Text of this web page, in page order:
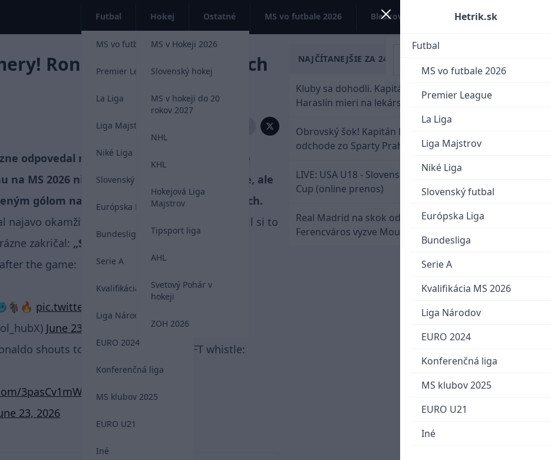
Futbal
MS vo futbale 2026
Premier League
La Liga
Liga Majstrov
Niké Liga
Slovenský futbal
Európska Liga
Bundesliga
Serie A
Kvalifikácia MS 2026
Liga Národov
EURO 2024
Konferenčná liga
MS klubov 2025
EURO U21
Iné
Hokej
MS v Hokeji 2026
Slovenský hokej
MS v hokeji do 20
rokov 2027
NHL
KHL
Hokejová Liga
Majstrov
Tipsport liga
AHL
Svetový Pohár v
hokeji
ZOH 2026
Ostatné MS vo futbale 2026 Bleskovky Kontakt
Hetrik.sk
Futbal
MS vo futbale 2026
Premier League
La Liga
Liga Majstrov
Niké Liga
Slovenský futbal
Európska Liga
Bundesliga
Serie A
Kvalifikácia MS 2026
Liga Národov
EURO 2024
Konferenčná liga
MS klubov 2025
EURO U21
Iné
Ronaldo po dvoch góloch
Zdieľať:
odpovedal na kritiku po nevýraznom úvode
na MS 2026 nielenže potiahol svoj tím k výhre, ale
gólom na šiestich svetových šampionátoch.
najavo okamžite po záverečnom hvizde. Namieril si to
zakričal: „Som späť, som späť!“
the game:
pic.twitter.com/XD2Vqc7FZ8
June 23, 2026
shouts to the camera after the FT whistle:
3pasCv1mWG
23, 2026
NAJČÍTANEJŠIE ZA 24 HODÍN
Kluby sa dohodli. Kapitán Sparty Praha Lukáš
Haraslín mieri na lekársku prehliadku
Obrovský šok! Kapitán Lukáš Haraslín je údajne na
odchode zo Sparty Praha
LIVE: USA U18 - Slovensko U18 / Hlinka-Gretzky
Cup (online prenos)
Real Madrid na skok od Slovenska: Borbélyho
Ferencváros vyzve Mourinhove hviezdy